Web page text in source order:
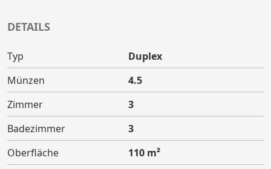
DETAILS
Typ
Duplex
Münzen
4.5
Zimmer
3
Badezimmer
3
Oberfläche
110 m²